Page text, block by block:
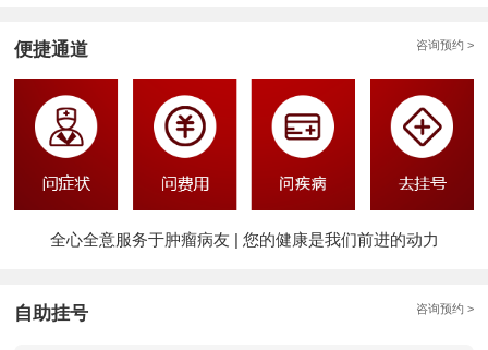
便捷通道 咨询预约 >
全心全意服务于肿瘤病友 | 您的健康是我们前进的动力
自助挂号 咨询预约 >